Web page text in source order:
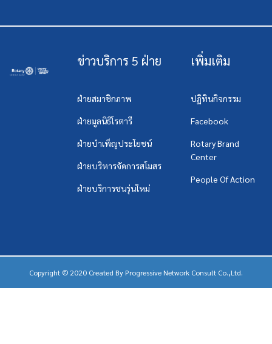
ข่าวบริการ 5 ฝ่าย
ฝ่ายสมาชิกภาพ
ฝ่ายมูลนิธิโรตารี
ฝ่ายบำเพ็ญประโยชน์
ฝ่ายบริหารจัดการสโมสร
ฝ่ายบริการชนรุ่นใหม่
เพิ่มเติม
ปฏิทินกิจกรรม
Facebook
Rotary Brand
Center
People Of Action
Copyright © 2020 Created By Progressive Network Consult Co.,Ltd.